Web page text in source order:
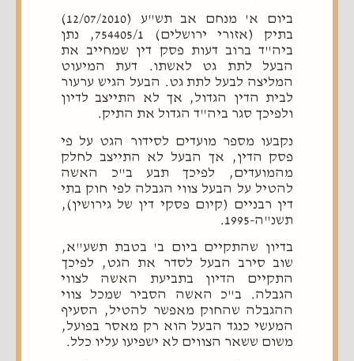
ביום א' מנחם אב תש"ע (12/07/2010)
בתיק (אזורי ירושלים) 754405/1, נתן
ביה"ד ברוב דעות פסק דין שמחייב את
הבעל לתת גט לאשתו. דעת המיעוט
המליצה לבעל לתת גט. הבעל הגיש ערעור
לבית הדין הגדול, אך לא התייצב לדיון
ולפיכך סגר ביה"ד הגדול את התיק.
נקבעו מספר מועדים לסידור הגט על פי
פסק הדין, אך הבעל לא התייצב לחלק
מהמועדים, לפיכך תבע ב"כ האשה
להטיל על הבעל צווי הגבלה לפי חוק בתי
דין רבניים (קיום פסקי דין של גירושין),
תשנ"ה-1995.
בדיון שהתקיים ביום ב' בטבת תשע"א,
שוב סירב הבעל לסדר את הגט, לפיכך
התקיים הדיון בתביעת האשה לצווי
הגבלה. ב"כ האשה הסביר שמכל צווי
ההגבלה שהחוק מאפשר להטיל, הסעיף
המעשי כנגד הבעל הוא רק מאסר בפועל,
משום ששאר הצווים לא ישפיעו עליו כלל.